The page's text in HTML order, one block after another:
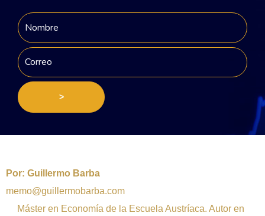
>
Por: Guillermo Barba
memo@guillermobarba.com
Máster en Economía de la Escuela Austríaca. Autor en